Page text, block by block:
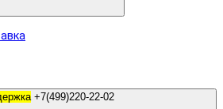
+7(499)220-22-02